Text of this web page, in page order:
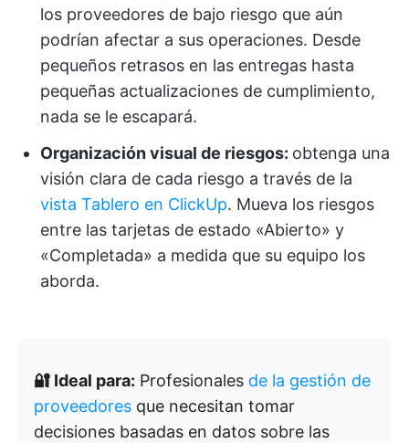
los proveedores de bajo riesgo que aún
podrían afectar a sus operaciones. Desde
pequeños retrasos en las entregas hasta
pequeñas actualizaciones de cumplimiento,
nada se le escapará.
Organización visual de riesgos: obtenga una
visión clara de cada riesgo a través de la
vista Tablero en ClickUp. Mueva los riesgos
entre las tarjetas de estado «Abierto» y
«Completada» a medida que su equipo los
aborda.
🔐 Ideal para: Profesionales de la gestión de
proveedores que necesitan tomar
decisiones basadas en datos sobre las